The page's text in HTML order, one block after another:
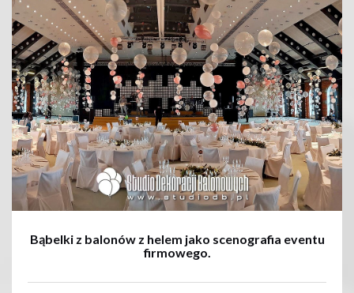
+
Bąbelki z balonów z helem jako scenografia eventu
firmowego.